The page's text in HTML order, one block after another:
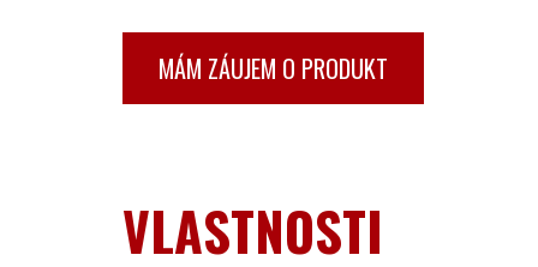
MÁM ZÁUJEM O PRODUKT
VLASTNOSTI